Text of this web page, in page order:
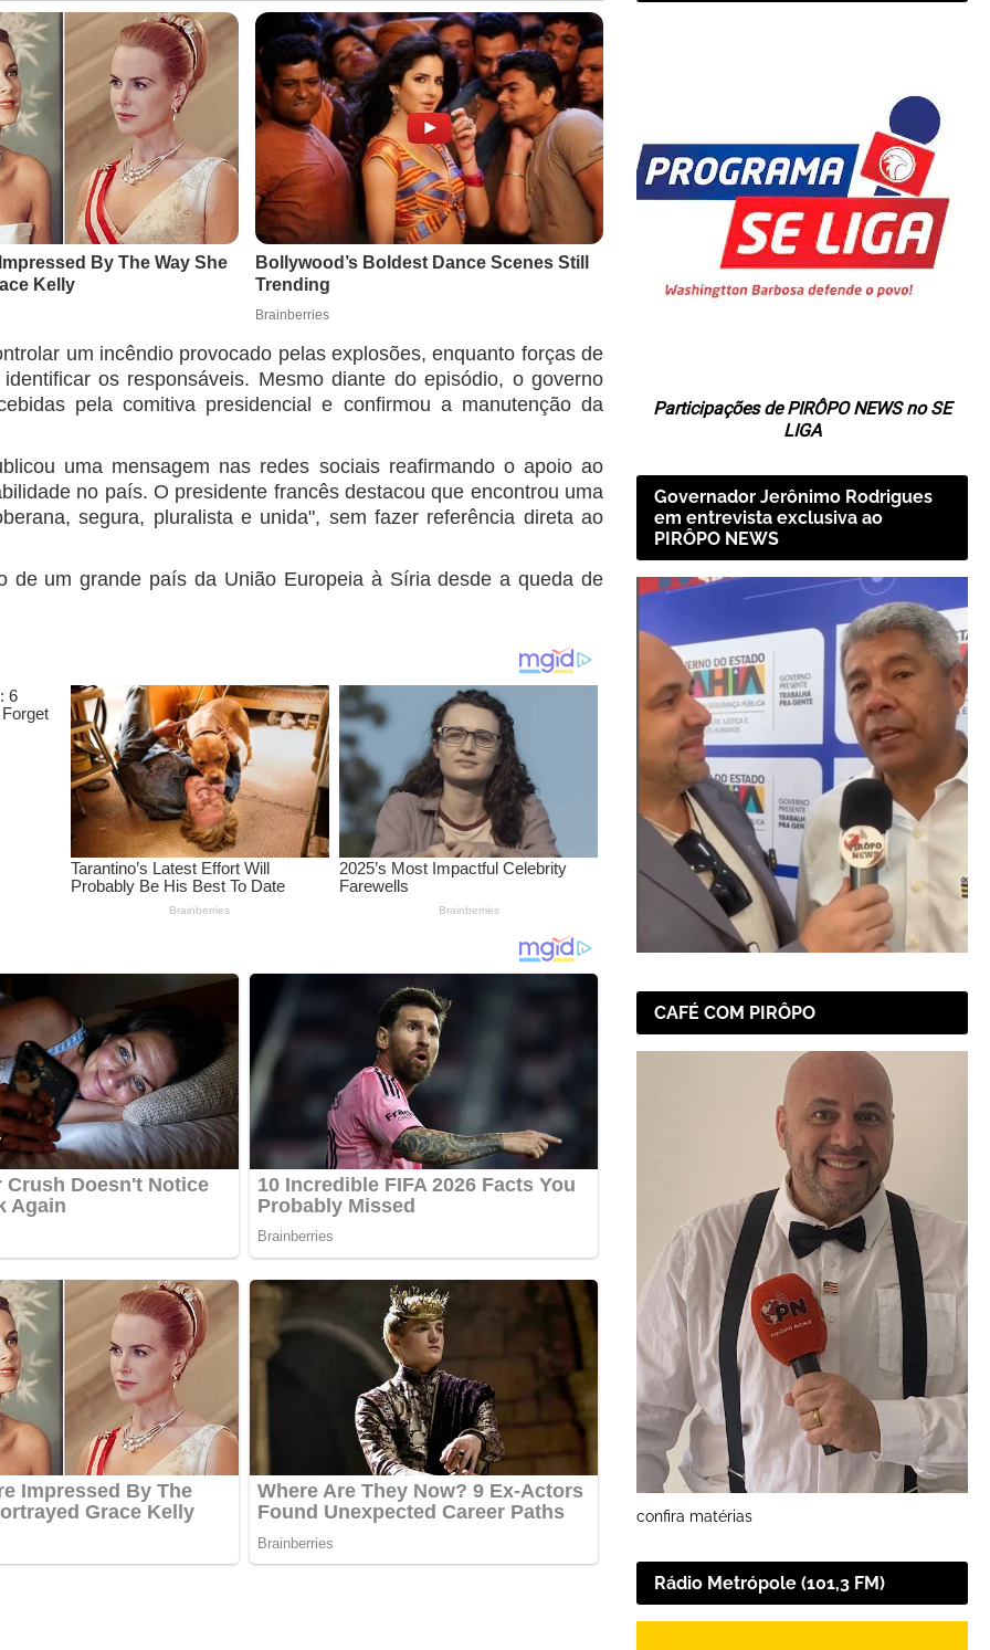
um incêndio provocado pelas explosões, enquanto forças de
os responsáveis. Mesmo diante do episódio, o governo
pela comitiva presidencial e confirmou a manutenção da
uma mensagem nas redes sociais reafirmando o apoio ao
no país. O presidente francês destacou que encontrou uma
segura, pluralista e unida", sem fazer referência direta ao
um grande país da União Europeia à Síria desde a queda de
Participações de PIRÔPO NEWS no SE
LIGA
Governador Jerônimo Rodrigues
em entrevista exclusiva ao
PIRÔPO NEWS
CAFÉ COM PIRÔPO
confira matérias
Rádio Metrópole (101,3 FM)